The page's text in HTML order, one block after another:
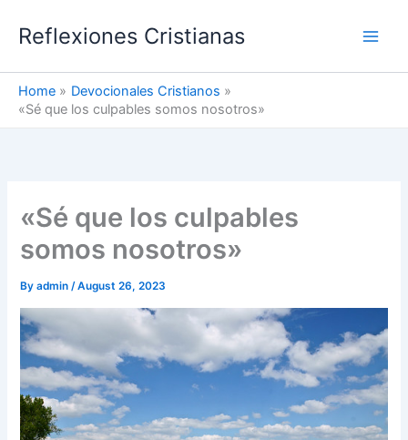
Reflexiones Cristianas
Home
Devocionales Cristianos
«Sé que los culpables somos nosotros»
«Sé que los culpables
somos nosotros»
Byadmin/August 26, 2023